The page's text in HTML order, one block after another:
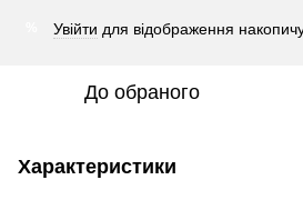
Увійти для відображення
До обраного
Характеристики